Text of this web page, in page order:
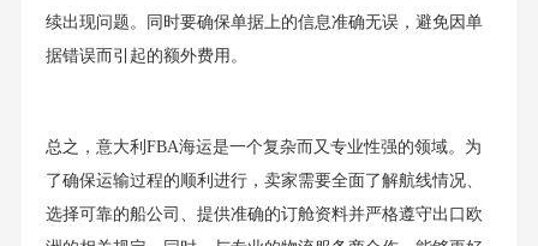
续出现问题。同时要确保单据上的信息准确无误，避免因单
据错误而引起的额外费用。
总之，意大利FBA海运是一个复杂而又专业性强的领域。为
了确保运输过程的顺利进行，卖家需要全面了解航线情况、
选择可靠的船公司、提供准确的订舱资料并严格遵守出口欧